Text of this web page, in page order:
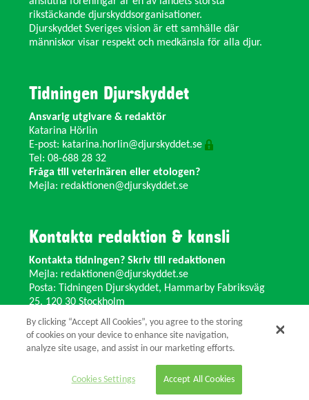
rikstäckande djurskyddsorganisationer.
Djurskyddet Sveriges vision är ett samhälle där
människor visar respekt och medkänsla för alla djur.
Tidningen Djurskyddet
Ansvarig utgivare & redaktör
Katarina Hörlin
E-post: katarina.horlin@djurskyddet.se
Tel: 08-688 28 32
Fråga till veterinären eller etologen?
Mejla: redaktionen@djurskyddet.se
Kontakta redaktion & kansli
Kontakta tidningen? Skriv till redaktionen
Mejla: redaktionen@djurskyddet.se
Posta: Tidningen Djurskyddet, Hammarby Fabriksväg
25, 120 30 Stockholm
Ändra adress? Kontakta kansliet
Växel: 08-673 35 11 E-post:
info@djurskyddet.se
© 2026 Tidningen Djurskyddet.
By clicking “Accept All Cookies”, you agree to the storing
of cookies on your device to enhance site navigation,
analyze site usage, and assist in our marketing efforts.
Cookies Settings Accept All Cookies